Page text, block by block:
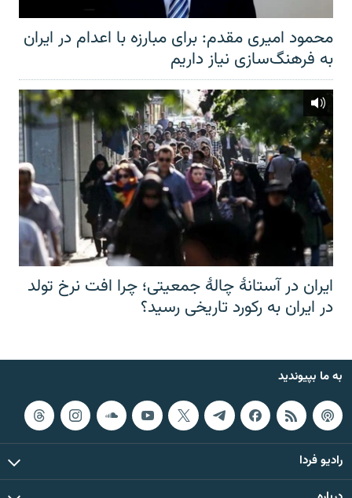
محمود امیری مقدم: برای مبارزه با اعدام در ایران
به فرهنگ‌سازی نیاز داریم
ایران در آستانهٔ چالهٔ جمعیتی؛ چرا افت نرخ تولد
در ایران به رکورد تاریخی رسید؟
به ما بپیوندید
رادیو فردا